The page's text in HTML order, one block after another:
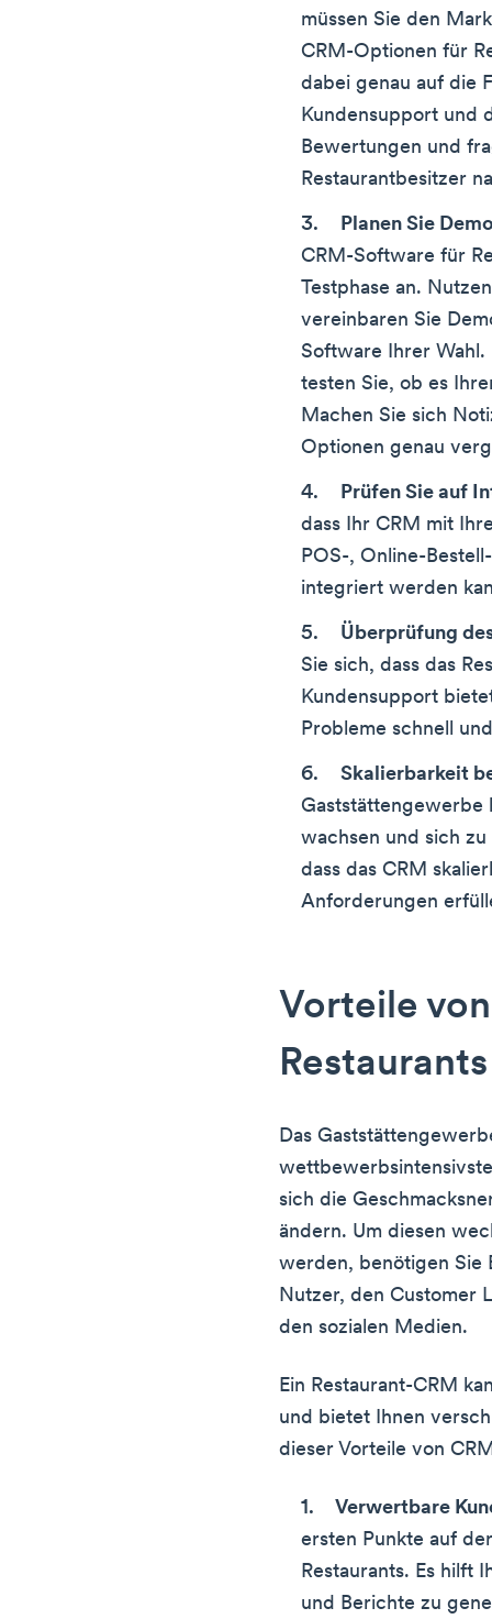
müssen Sie den
CRM-Optionen für
dabei genau auf die
Kundensupport und
Bewertungen und
Restaurantbesitzer
Planen Sie
CRM-Software für
Testphase an.
vereinbaren Sie
Software Ihrer Wahl.
testen Sie, ob es
Machen Sie sich
Optionen genau
Prüfen Sie auf
dass Ihr CRM mit
POS-, Online-
integriert werden
Überprüfung
Sie sich, dass das
Kundensupport
Probleme schnell
Skalierbarkeit
Gaststättengewerbe
wachsen und sich
dass das CRM
Anforderungen
Vorteile
Restaurants
Das
sich die
ändern. Um diesen
werden, benötigen Sie
Nutzer, den Customer
den sozialen Medien.
Ein Restaurant-CRM
und bietet Ihnen
dieser Vorteile von
Verwertbare
ersten Punkte auf
Restaurants. Es hilft
und Berichte zu